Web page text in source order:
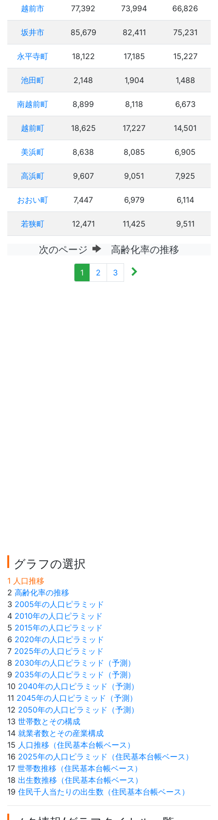
越前市 77,392 73,994 66,826
坂井市 85,679 82,411 75,231
永平寺町 18,122 17,185 15,227
池田町 2,148 1,904 1,488
南越前町 8,899 8,118 6,673
越前町 18,625 17,227 14,501
美浜町 8,638 8,085 6,905
高浜町 9,607 9,051 7,925
おおい町 7,447 6,979 6,114
若狭町 12,471 11,425 9,511
次のページ 高齢化率の推移
1 2 3
グラフの選択
1 人口推移
2 高齢化率の推移
3 2005年の人口ピラミッド
4 2010年の人口ピラミッド
5 2015年の人口ピラミッド
6 2020年の人口ピラミッド
7 2025年の人口ピラミッド
8 2030年の人口ピラミッド（予測）
9 2035年の人口ピラミッド（予測）
10 2040年の人口ピラミッド（予測）
11 2045年の人口ピラミッド（予測）
12 2050年の人口ピラミッド（予測）
13 世帯数とその構成
14 就業者数とその産業構成
15 人口推移（住民基本台帳ベース）
16 2025年の人口ピラミッド（住民基本台帳ベース）
17 世帯数推移（住民基本台帳ベース）
18 出生数推移（住民基本台帳ベース）
19 住民千人当たりの出生数（住民基本台帳ベース）